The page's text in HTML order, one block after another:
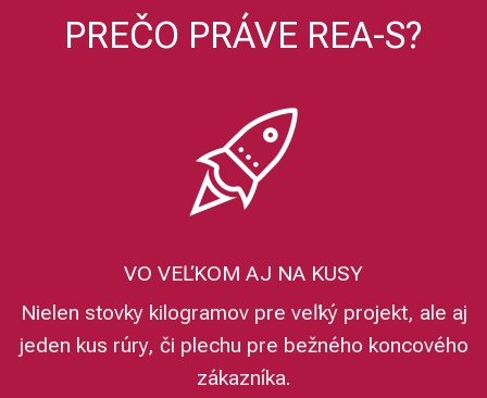
PREČO PRÁVE REA-S?
VO VEĽKOM AJ NA KUSY
Nielen stovky kilogramov pre veľký projekt, ale aj
jeden kus rúry, či plechu pre bežného koncového
zákazníka.